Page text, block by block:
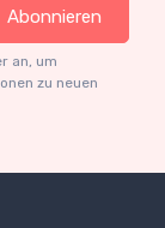
Monza
Abonnieren
an, um
zu neuen